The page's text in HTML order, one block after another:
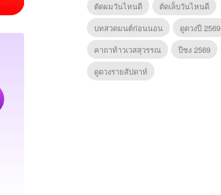
ตัดผมวันไหนดี
ตัดเล็บวันไหนดี
บทสวดมนต์ก่อนนอน
ดูดวงปี 2569
คาถาท้าวเวสสุวรรณ
ปีชง 2569
ดูดวงรายสัปดาห์